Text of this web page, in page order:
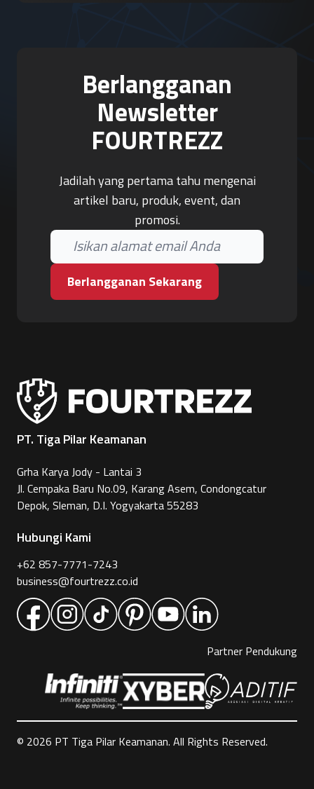
Berlangganan
Newsletter
FOURTREZZ
Jadilah yang pertama tahu mengenai
artikel baru, produk, event, dan
promosi.
Berlangganan Sekarang
PT. Tiga Pilar Keamanan
Grha Karya Jody - Lantai 3
Jl. Cempaka Baru No.09, Karang Asem, Condongcatur
Depok, Sleman, D.I. Yogyakarta 55283
Hubungi Kami
+62 857-7771-7243
business@fourtrezz.co.id
Partner Pendukung
© 2026 PT Tiga Pilar Keamanan. All Rights Reserved.